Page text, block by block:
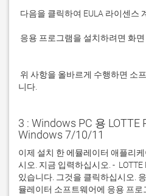
니다.
3 : Windows PC 용
Windows 7/10/11
이제 설치 한 에뮬레이터 애플리
시오. 지금 입력하십시오. -
있습니다. 그것을 클릭하십시오.
뮬레이터 소프트웨어에 응용 프